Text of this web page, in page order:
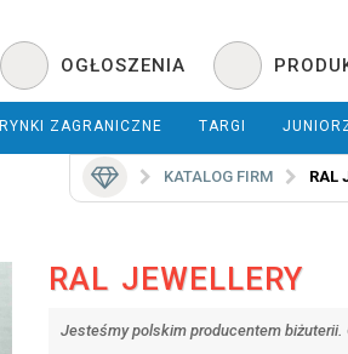
OGŁOSZENIA
RYNKI ZAGRANICZNE TARGI
KATALOG FIRM RAL
RAL JEWELLERY
Jesteśmy polskim producentem biżuterii.